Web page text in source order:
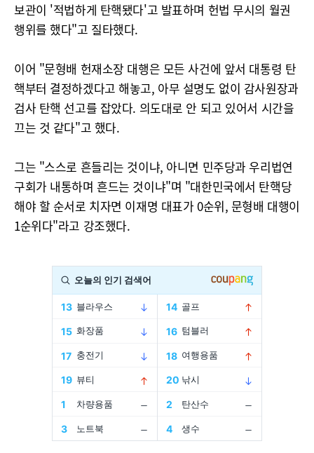
보관이 '적법하게 탄핵됐다'고 발표하며 헌법 무시의 월권
행위를 했다"고 질타했다.
이어 "문형배 헌재소장 대행은 모든 사건에 앞서 대통령 탄
핵부터 결정하겠다고 해놓고, 아무 설명도 없이 감사원장과
검사 탄핵 선고를 잡았다. 의도대로 안 되고 있어서 시간을
끄는 것 같다"고 했다.
그는 "스스로 흔들리는 것이냐, 아니면 민주당과 우리법연
구회가 내통하며 흔드는 것이냐"며 "대한민국에서 탄핵당
해야 할 순서로 치자면 이재명 대표가 0순위, 문형배 대행이
1순위다"라고 강조했다.